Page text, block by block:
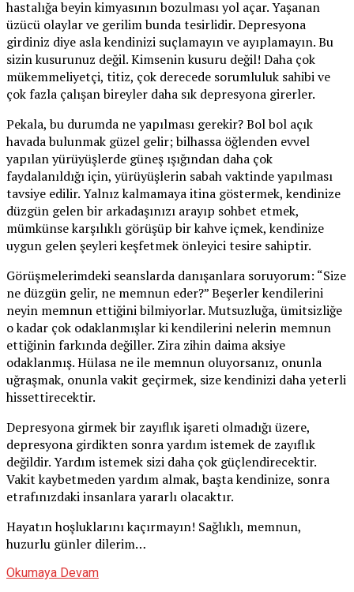
hastalığa beyin kimyasının bozulması yol açar. Yaşanan
üzücü olaylar ve gerilim bunda tesirlidir. Depresyona
girdiniz diye asla kendinizi suçlamayın ve ayıplamayın. Bu
sizin kusurunuz değil. Kimsenin kusuru değil! Daha çok
mükemmeliyetçi, titiz, çok derecede sorumluluk sahibi ve
çok fazla çalışan bireyler daha sık depresyona girerler.
Pekala, bu durumda ne yapılması gerekir? Bol bol açık
havada bulunmak güzel gelir; bilhassa öğlenden evvel
yapılan yürüyüşlerde güneş ışığından daha çok
faydalanıldığı için, yürüyüşlerin sabah vaktinde yapılması
tavsiye edilir. Yalnız kalmamaya itina göstermek, kendinize
düzgün gelen bir arkadaşınızı arayıp sohbet etmek,
mümkünse karşılıklı görüşüp bir kahve içmek, kendinize
uygun gelen şeyleri keşfetmek önleyici tesire sahiptir.
Görüşmelerimdeki seanslarda danışanlara soruyorum: “Size
ne düzgün gelir, ne memnun eder?” Beşerler kendilerini
neyin memnun ettiğini bilmiyorlar. Mutsuzluğa, ümitsizliğe
o kadar çok odaklanmışlar ki kendilerini nelerin memnun
ettiğinin farkında değiller. Zira zihin daima aksiye
odaklanmış. Hülasa ne ile memnun oluyorsanız, onunla
uğraşmak, onunla vakit geçirmek, size kendinizi daha yeterli
hissettirecektir.
Depresyona girmek bir zayıflık işareti olmadığı üzere,
depresyona girdikten sonra yardım istemek de zayıflık
değildir. Yardım istemek sizi daha çok güçlendirecektir.
Vakit kaybetmeden yardım almak, başta kendinize, sonra
etrafınızdaki insanlara yararlı olacaktır.
Hayatın hoşluklarını kaçırmayın! Sağlıklı, memnun,
huzurlu günler dilerim…
Okumaya Devam